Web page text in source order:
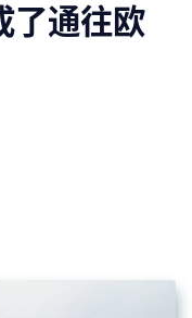
了通往欧